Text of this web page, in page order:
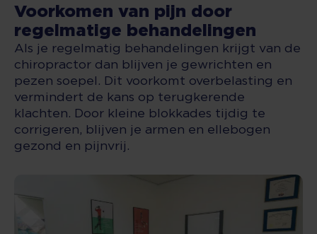
Voorkomen van pijn door
regelmatige behandelingen
Als je regelmatig behandelingen krijgt van de
chiropractor dan blijven je gewrichten en
pezen soepel. Dit voorkomt overbelasting en
vermindert de kans op terugkerende
klachten. Door kleine blokkades tijdig te
corrigeren, blijven je armen en ellebogen
gezond en pijnvrij.